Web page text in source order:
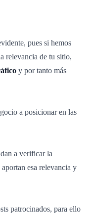
pues si hemos
relevancia de tu sitio,
y por tanto más
a posicionar en las
a verificar la
aportan esa relevancia y
patrocinados, para ello